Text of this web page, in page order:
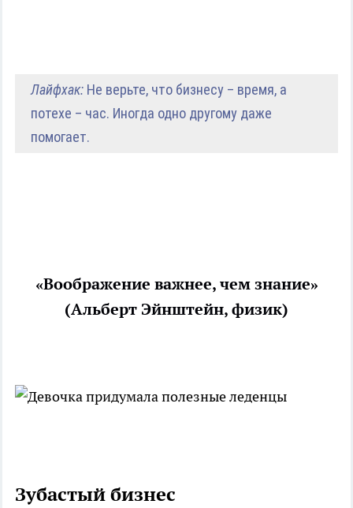
Лайфхак: Не верьте, что бизнесу – время, а
потехе – час. Иногда одно другому даже
помогает.
«Воображение важнее, чем знание»
(Альберт Эйнштейн, физик)
Зубастый бизнес